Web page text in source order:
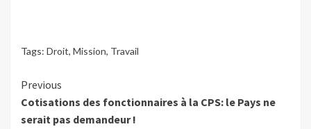
Tags: Droit, Mission, Travail
Continue
Reading
Previous
Cotisations des fonctionnaires à la CPS: le Pays ne
serait pas demandeur !